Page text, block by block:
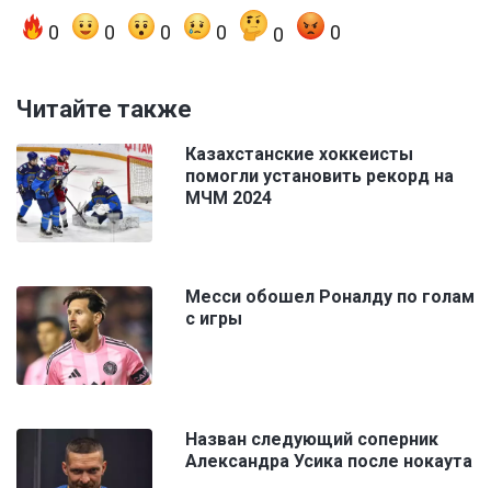
0 0 0 0 0 0
Читайте также
Казахстанские хоккеисты
помогли установить рекорд на
МЧМ 2024
Месси обошел Роналду по голам
с игры
Назван следующий соперник
Александра Усика после нокаута